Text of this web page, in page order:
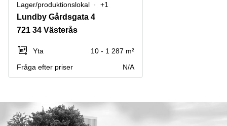
Verkstad
Mötesrum
kontor
Skåne
Vasastan
Kontorshotell
Malmö
Coworking
Malmö
Lediga
lokaler
Lager/produktionslokal +1
Lundby Gårdsgata 4
721 34 Västerås
Yta
10 - 1 287 m²
Fråga efter priser
N/A